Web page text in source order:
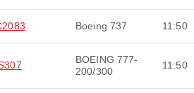
Boeing 737 11:50
BOEING 777-
200/300
11:50